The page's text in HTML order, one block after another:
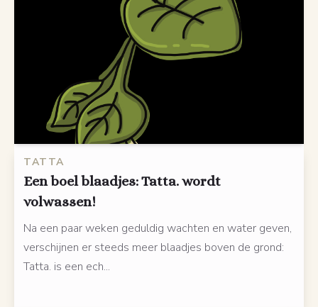
TATTA
Een boel blaadjes: Tatta. wordt
volwassen!
Na een paar weken geduldig wachten en water geven,
verschijnen er steeds meer blaadjes boven de grond:
Tatta. is een ech...